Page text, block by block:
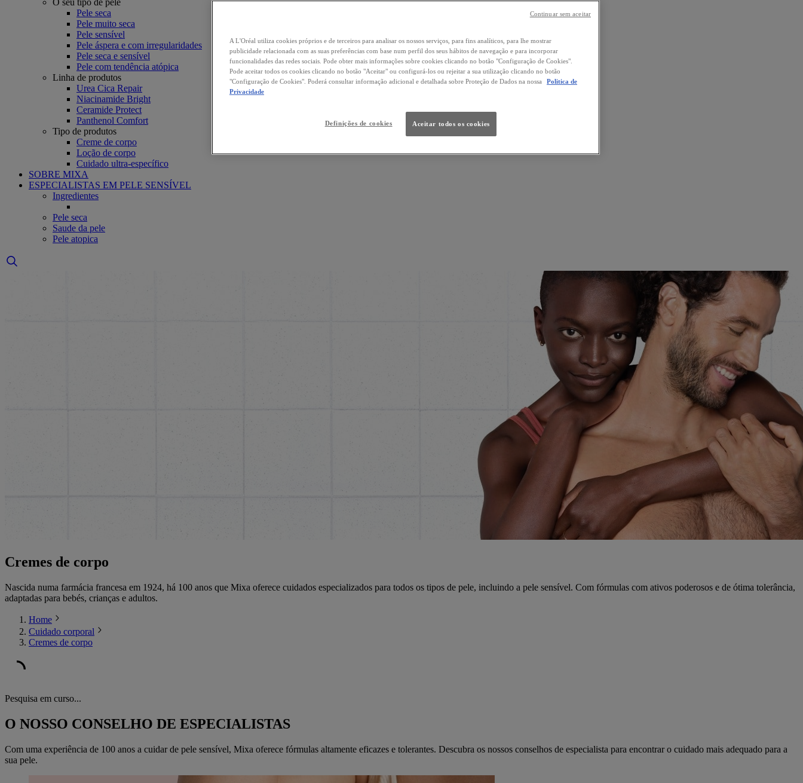
O seu tipo de pele
Pele seca
Pele muito seca
Pele sensível
Pele áspera e com irregularidades
Pele seca e sensível
Pele com tendência atópica
Linha de produtos
Urea Cica Repair
Niacinamide Bright
Ceramide Protect
Panthenol Comfort
Tipo de produtos
Creme de corpo
Loção de corpo
Cuidado ultra-específico
SOBRE MIXA
ESPECIALISTAS EM PELE SENSÍVEL
Ingredientes
Pele seca
Saude da pele
Pele atopica
Cremes de corpo
Nascida numa farmácia francesa em 1924, há 100 anos que Mixa oferece cuidados especializados para todos os tipos de pele, incluindo a pele sensível. Com fórmulas com ativos poderosos e de ótima tolerância,
adaptadas para bebés, crianças e adultos.
Home
Cuidado corporal
Cremes de corpo
Pesquisa em curso...
O NOSSO CONSELHO DE ESPECIALISTAS
Com uma experiência de 100 anos a cuidar de pele sensível, Mixa oferece fórmulas altamente eficazes e tolerantes. Descubra os nossos conselhos de especialista para encontrar o cuidado mais adequado para a
sua pele.
A L'Oréal utiliza cookies próprios e de terceiros para analisar os nossos serviços, para fins analíticos, para lhe mostrar
publicidade relacionada com as suas preferências com base num perfil dos seus hábitos de navegação e para incorporar
funcionalidades das redes sociais. Pode obter mais informações sobre cookies clicando no botão "Configuração de Cookies".
Pode aceitar todos os cookies clicando no botão "Aceitar" ou configurá-los ou rejeitar a sua utilização clicando no botão
"Configuração de Cookies". Poderá consultar informação adicional e detalhada sobre Proteção de Dados na nossa
Politica de
Privacidade
Definições de cookies Aceitar todos os cookies
Continuar sem aceitar